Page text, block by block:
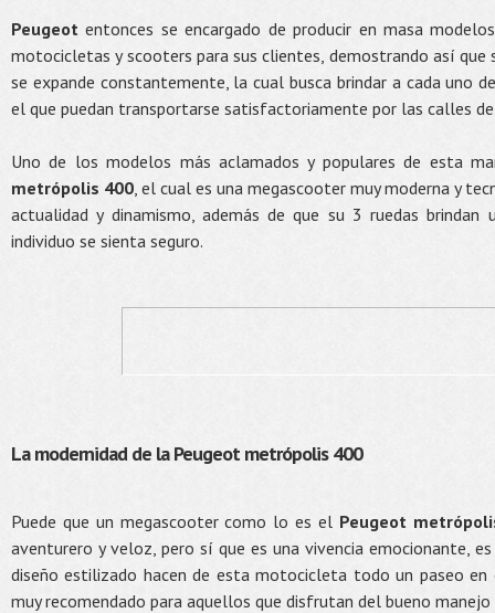
Peugeot entonces se encargado de producir en masa
motocicletas y scooters para sus clientes, demostrando así que
se expande constantemente, la cual busca brindar a cada uno
el que puedan transportarse satisfactoriamente por las calles
Uno de los modelos más aclamados y populares de esta
metrópolis 400, el cual es una megascooter muy moderna y
actualidad y dinamismo, además de que su 3 ruedas
individuo se sienta seguro.
La modernidad de la Peugeot metrópolis 400
Puede que un megascooter como lo es el Peugeot
aventurero y veloz, pero sí que es una vivencia emocionante,
diseño estilizado hacen de esta motocicleta todo un paseo en
muy recomendado para aquellos que disfrutan del bueno manejo